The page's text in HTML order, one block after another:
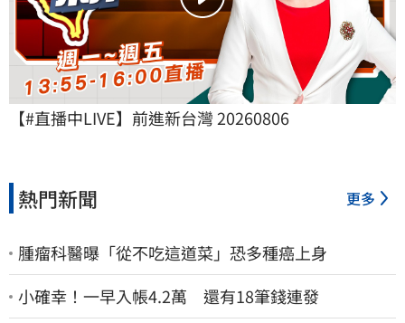
【#直播中LIVE】前進新台灣 20260806
熱門新聞 更多
腫瘤科醫曝「從不吃這道菜」恐多種癌上身
小確幸！一早入帳4.2萬 還有18筆錢連發